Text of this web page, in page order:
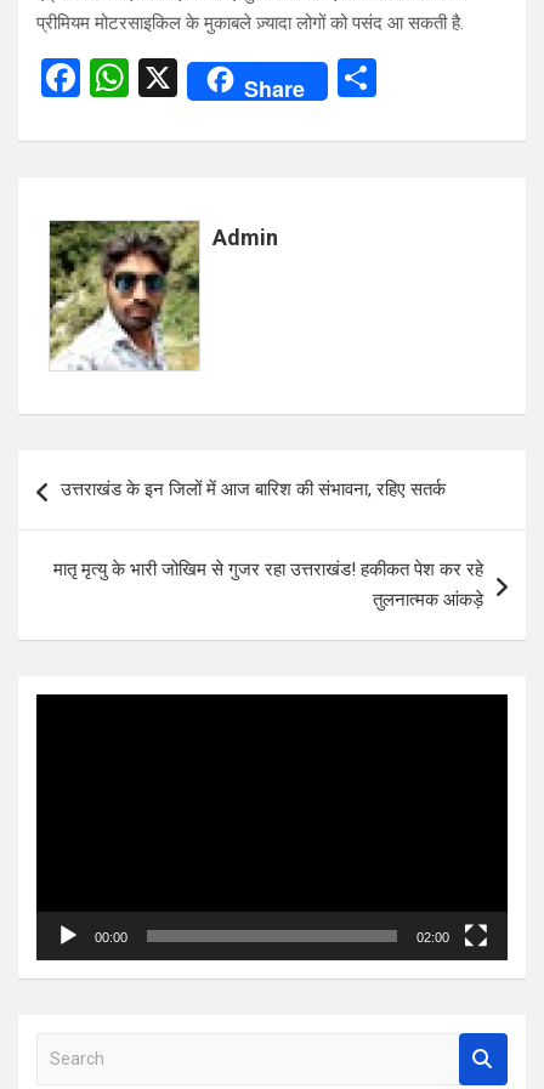
प्रीमियम मोटरसाइकिल के मुकाबले ज़्यादा लोगों को पसंद आ सकती है.
F
ce
o
o
k
W
at
A
p
p
X Share
ar
Admin
navigation
उत्तराखंड के इन जिलों में आज बारिश की संभावना, रहिए सतर्क
मातृ मृत्यु के भारी जोखिम से गुजर रहा उत्तराखंड! हकीकत पेश कर रहे
तुलनात्मक आंकड़े
00:00 02:00